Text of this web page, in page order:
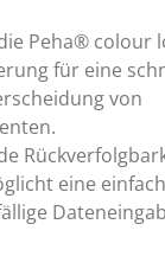
Peha® colour
für eine
von
eine